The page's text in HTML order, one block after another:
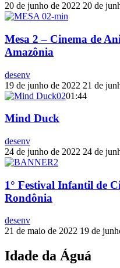
20 de junho de 2022 20 de
Mesa 2 – Cinema de
Amazônia
desenv
19 de junho de 2022 21 de
01:44
Mind Duck
desenv
24 de junho de 2022 24 de
1° Festival Infantil de
Rondônia
desenv
21 de maio de 2022 19 de
Idade da Águá